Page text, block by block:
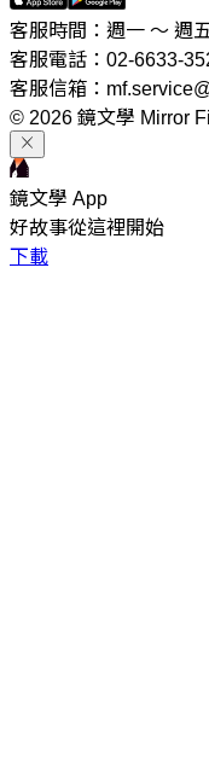
客服時間：週一 ～ 週
客服電話：02-6633-
客服信箱：
© 2026 鏡文學 Mirror
鏡文學 App
好故事從這裡開始
下載